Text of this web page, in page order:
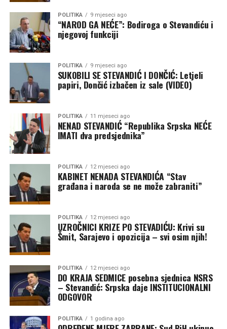
POLITIKA 9 mjeseci ago
“NAROD GA NEĆE”: Bodiroga o Stevandiću i
njegovoj funkciji
POLITIKA 9 mjeseci ago
SUKOBILI SE STEVANDIĆ I DONČIĆ: Letjeli
papiri, Dončić izbačen iz sale (VIDEO)
POLITIKA 11 mjeseci ago
NENAD STEVANDIĆ “Republika Srpska NEĆE
IMATI dva predsjednika”
POLITIKA 12 mjeseci ago
KABINET NENADA STEVANDIĆA “Stav
građana i naroda se ne može zabraniti”
POLITIKA 12 mjeseci ago
UZROČNICI KRIZE PO STEVADIĆU: Krivi su
Šmit, Sarajevo i opozicija – svi osim njih!
POLITIKA 12 mjeseci ago
DO KRAJA SEDMICE posebna sjednica NSRS
– Stevandić: Srpska daje INSTITUCIONALNI
ODGOVOR
POLITIKA 1 godina ago